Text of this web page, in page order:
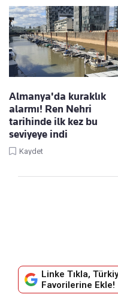
Almanya'da kuraklık
alarmı! Ren Nehri
tarihinde ilk kez bu
seviyeye indi
Kaydet
Linke Tıkla,
Favorilerine Ekle!